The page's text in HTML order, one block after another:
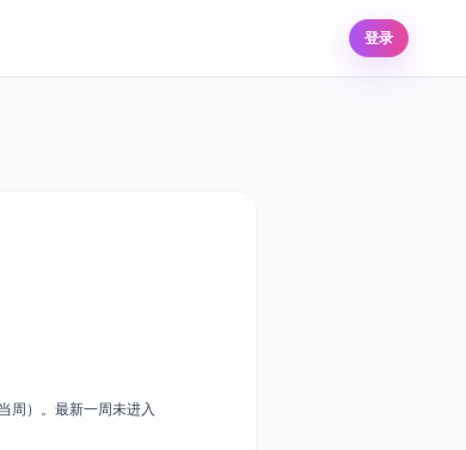
登录
周）。最新一周未进入